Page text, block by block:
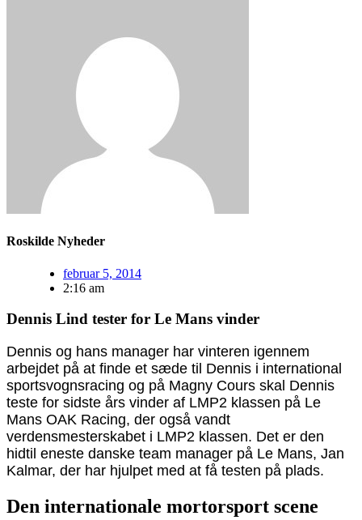
Roskilde Nyheder
februar 5, 2014
2:16 am
Dennis Lind tester for Le Mans vinder
Dennis og hans manager har vinteren igennem
arbejdet på at finde et sæde til Dennis i international
sportsvognsracing og på Magny Cours skal Dennis
teste for sidste års vinder af LMP2 klassen på Le
Mans OAK Racing, der også vandt
verdensmesterskabet i LMP2 klassen. Det er den
hidtil eneste danske team manager på Le Mans, Jan
Kalmar, der har hjulpet med at få testen på plads.
Den internationale mortorsport scene